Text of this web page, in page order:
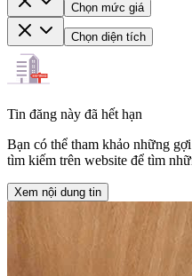
Chọn mức giá
Chọn diện tích
Tin đăng này đã hết hạn
Bạn có thể tham khảo những
tìm kiếm trên website để tìm
Xem nội dung tin